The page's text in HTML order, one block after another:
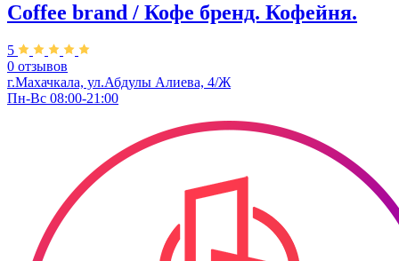
Coffee brand / Кофе бренд. Кофейня.
5
0 отзывов
г.Махачкала, ​ул.Абдулы Алиева, 4/Ж
Пн-Вс 08:00-21:00